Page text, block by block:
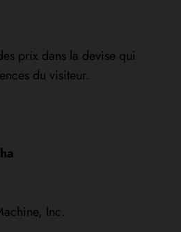
prix dans la devise qui
du visiteur.
Inc.